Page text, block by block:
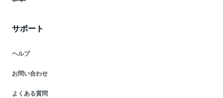
サポート
ヘルプ
お問い合わせ
よくある質問